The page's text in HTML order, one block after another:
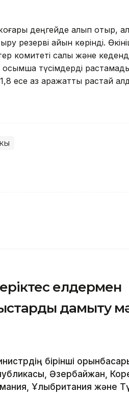
деңгейде қалып отыр, ал
резерві айқын көрінді.
комитеті салық және
қосымша түсімдерді
есе аз қаражатты растай
елдермен
дамыту
бірінші
Әзербайжан,
Ұлыбритания және